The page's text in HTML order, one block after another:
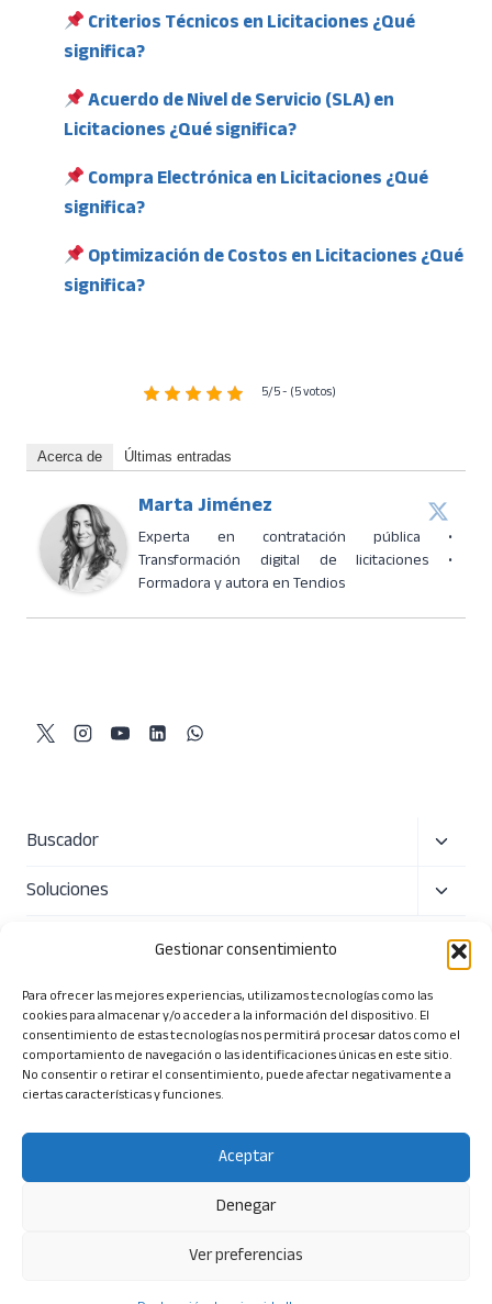
Gestionar consentimiento
Para ofrecer las mejores experiencias, utilizamos tecnologías como las
cookies para almacenar y/o acceder a la información del dispositivo. El
consentimiento de estas tecnologías nos permitirá procesar datos como el
comportamiento de navegación o las identificaciones únicas en este sitio.
No consentir o retirar el consentimiento, puede afectar negativamente a
ciertas características y funciones.
Aceptar
Denegar
Ver preferencias
Criterios Técnicos en Licitaciones ¿Qué
significa?
Acuerdo de Nivel de Servicio (SLA) en
Licitaciones ¿Qué significa?
Compra Electrónica en Licitaciones ¿Qué
significa?
Optimización de Costos en Licitaciones ¿Qué
significa?
5/5 - (5 votos)
Acerca de Últimas entradas
Marta Jiménez
Experta en contratación pública •
Transformación digital de licitaciones •
Formadora y autora en Tendios
Buscador
hijo
Soluciones
hijo
Sobre nosotros
Herramientas
menú
© 2026 Tendios Technologies SL. Todos los derechos
reservados.
Política de Privacidad
de Seguridad